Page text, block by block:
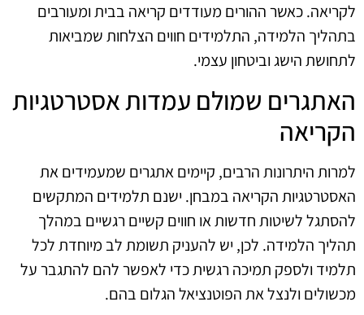
לקריאה. כאשר ההורים מעודדים קריאה בבית ומעורבים
בתהליך הלמידה, התלמידים חווים הצלחות שמביאות
לתחושת הישג וביטחון עצמי.
האתגרים שמולם עמדות אסטרטגיות
הקריאה
למרות היתרונות הרבים, קיימים אתגרים שמעמידים את
האסטרטגיות הקריאה במבחן. ישנם תלמידים המתקשים
להסתגל לשיטות חדשות או חווים קשיים רגשיים במהלך
תהליך הלמידה. לכן, יש להעניק תשומת לב מיוחדת לכל
תלמיד ולספק תמיכה רגשית כדי לאפשר להם להתגבר על
מכשולים ולנצל את הפוטנציאל הגלום בהם.